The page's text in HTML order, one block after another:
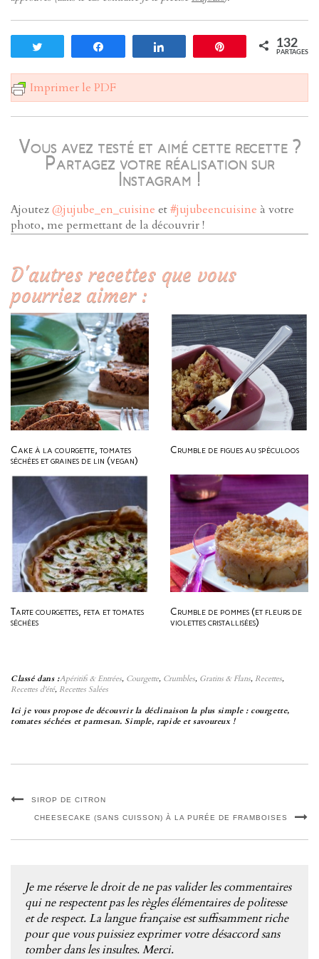
Enregistrer132
PARTAGES
Imprimer le PDF
Vous avez testé et aimé cette recette ?
Partagez votre réalisation sur
Instagram !
Ajoutez@jujube_en_cuisine et#jujubeencuisine à votre
photo, me permettant de la découvrir !
D'autres recettes que vous
pourriez aimer :
Cake à la courgette, tomates
séchées et graines de lin (vegan)
Crumble de figues au spéculoos
Tarte courgettes, feta et tomates
séchées
Crumble de pommes (et fleurs de
violettes cristallisées)
Classé dans :Apéritifs & Entrées, Courgette, Crumbles, Gratins & Flans, Recettes,
Recettes d'été, Recettes Salées
Ici je vous propose de découvrir la déclinaison la plus simple : courgette,
tomates séchées et parmesan. Simple, rapide et savoureux !
SIROP DE CITRON
CHEESECAKE (SANS CUISSON) À LA PURÉE DE FRAMBOISES
Je me réserve le droit de ne pas valider les commentaires
qui ne respectent pas les règles élémentaires de politesse
et de respect. La langue française est suffisamment riche
pour que vous puissiez exprimer votre désaccord sans
tomber dans les insultes. Merci.